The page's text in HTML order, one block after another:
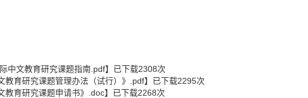
中文教育研究课题指南.pdf】已下载2308次
教育研究课题管理办法（试行）》.pdf】已下载2295次
教育研究课题申请书》.doc】已下载2268次